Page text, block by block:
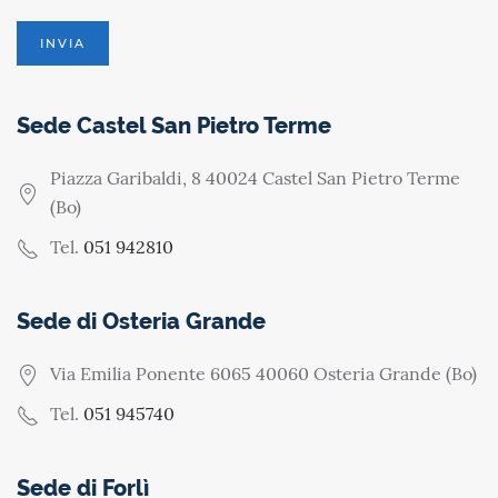
Sede Castel San Pietro Terme
Piazza Garibaldi, 8 40024 Castel San Pietro Terme
(Bo)
Tel. 051 942810
Sede di Osteria Grande
Via Emilia Ponente 6065 40060 Osteria Grande (Bo)
Tel. 051 945740
Sede di Forlì